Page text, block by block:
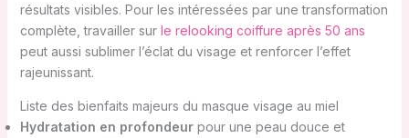
résultats visibles. Pour les intéressées par une transformation
complète, travailler sur le relooking coiffure après 50 ans
peut aussi sublimer l’éclat du visage et renforcer l’effet
rajeunissant.
Liste des bienfaits majeurs du masque visage au miel
Hydratation en profondeurpour une peau douce et